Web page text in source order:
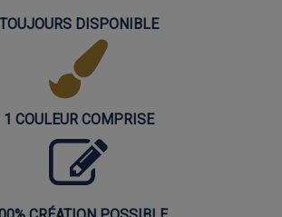
TOUJOURS DISPONIBLE
1 COULEUR COMPRISE